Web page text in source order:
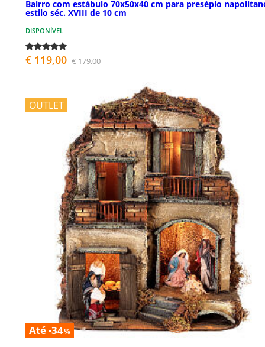
Bairro com estábulo 70x50x40 cm para presépio
estilo séc. XVIII de 10 cm
DISPONÍVEL
€ 119,00 € 179,00
OUTLET
Até -34%